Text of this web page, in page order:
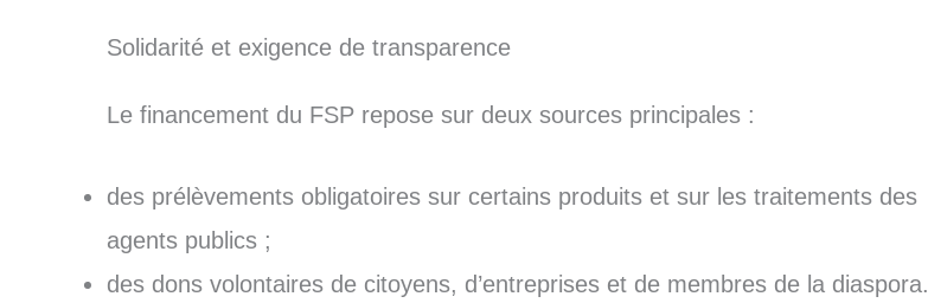
Solidarité et exigence de transparence
Le financement du FSP repose sur deux sources principales :
des prélèvements obligatoires sur certains produits et sur les traitements des
agents publics ;
des dons volontaires de citoyens, d’entreprises et de membres de la diaspora.